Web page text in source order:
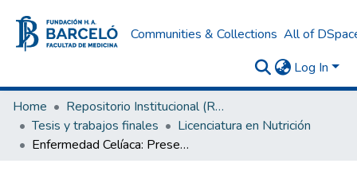
Communities & Collections All of
Log In
Home
Repositorio Institucional (RI) del Instituto Universitario de Ciencias de la Salud Fundación H. A. Barceló
Tesis y trabajos finales
Licenciatura en Nutrición
Enfermedad Celíaca: Presentaciones clínicas típicas y atípicas y su relación con el diagnóstico tardío